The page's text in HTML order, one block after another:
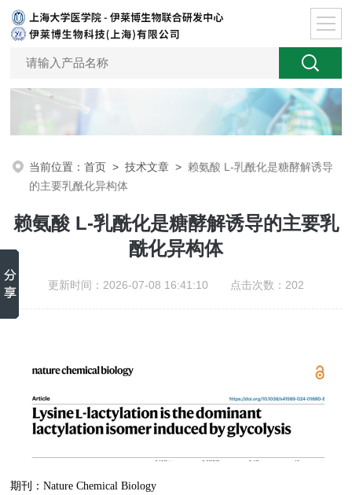
当前位置：首页 >技术文章 > 赖氨酸 L-乳酰化是糖酵解诱导
的主要乳酰化异构体
赖氨酸 L-乳酰化是糖酵解诱导的主要乳
酰化异构体
更新时间：2026-07-08 16:41:10 点击次数：202
期刊：Nature Chemical Biology